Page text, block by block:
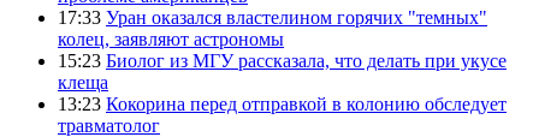
17:33 Уран оказался властелином горячих "темных"
колец, заявляют астрономы
15:23 Биолог из МГУ рассказала, что делать при укусе
клеща
13:23 Кокорина перед отправкой в колонию обследует
травматолог